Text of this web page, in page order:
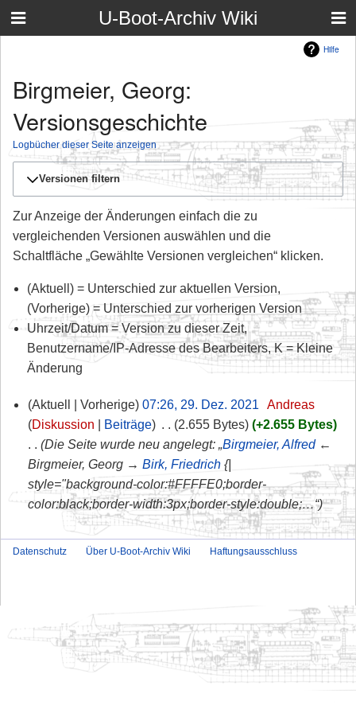
U-Boot-Archiv Wiki
Hilfe
Birgmeier, Georg:
Versionsgeschichte
Logbücher dieser Seite anzeigen
Versionen filtern
Zur Anzeige der Änderungen einfach die zu
vergleichenden Versionen auswählen und die
Schaltfläche „Gewählte Versionen vergleichen“ klicken.
(Aktuell) = Unterschied zur aktuellen Version,
(Vorherige) = Unterschied zur vorherigen Version
Uhrzeit/Datum = Version zu dieser Zeit,
Benutzername/IP-Adresse des Bearbeiters, K = Kleine
Änderung
Aktuell Vorherige 07:26, 29. Dez. 2021
Andreas
Diskussion
Beiträge 2.655 Bytes
+2.655 Bytes
Die Seite wurde neu angelegt: „Birgmeier, Alfred←
Birgmeier, Georg → Birk, Friedrich{|
style="background-color:#FFFFE0;border-
color:black;border-width:3px;border-style:double;…“
Datenschutz Über U-Boot-Archiv Wiki Haftungsausschluss